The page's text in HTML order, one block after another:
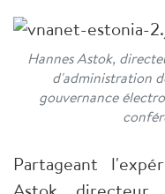
Hannes Astok,
d'administration
gouvernance
Partageant